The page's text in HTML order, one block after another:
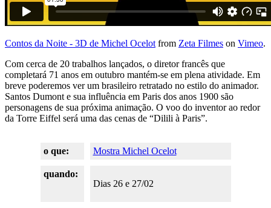
Contos da Noite - 3D de Michel Ocelot from Zeta Filmes on Vimeo.
Com cerca de 20 trabalhos lançados, o diretor francês que
completará 71 anos em outubro mantém-se em plena atividade. Em
breve poderemos ver um brasileiro retratado no estilo do animador.
Santos Dumont e sua influência em Paris dos anos 1900 são
personagens de sua próxima animação. O voo do inventor ao redor
da Torre Eiffel será uma das cenas de “Dilili à Paris”.
o que: Mostra Michel Ocelot
quando:
Dias 26 e 27/02